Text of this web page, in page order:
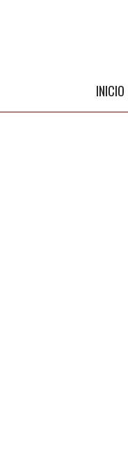
INICIO